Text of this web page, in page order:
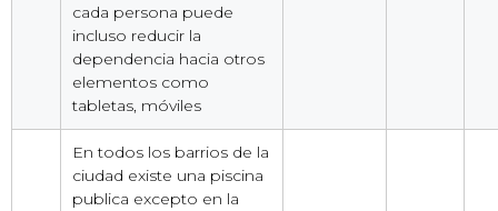
cada persona puede
incluso reducir la
dependencia hacia otros
elementos como
tabletas, móviles
En todos los barrios de la
ciudad existe una piscina
publica excepto en la